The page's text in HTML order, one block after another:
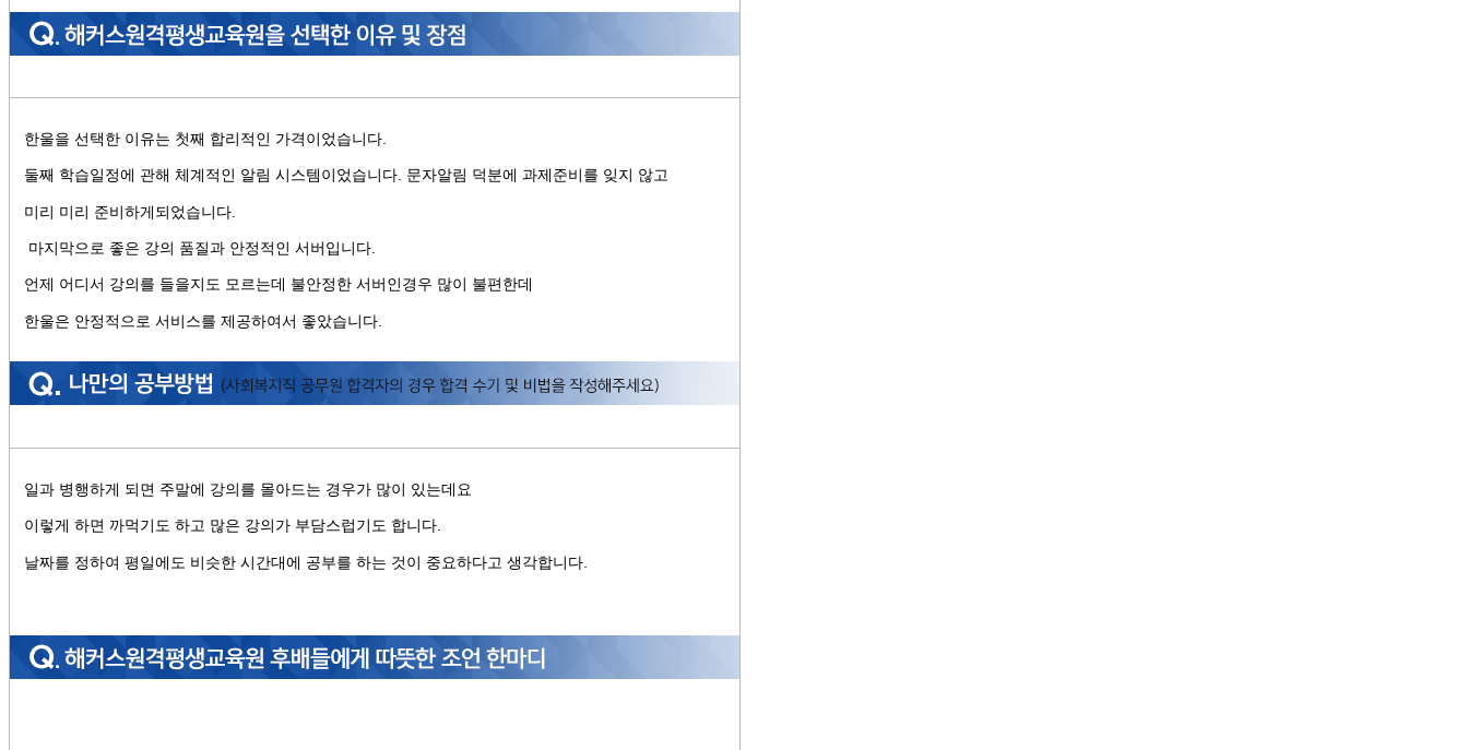
한울을 선택한 이유는 첫째 합리적인 가격이었습니다.
둘째 학습일정에 관해 체계적인 알림 시스템이었습니다. 문자알림 덕분에 과제준비를 잊지 않고
미리 미리 준비하게되었습니다.
마지막으로 좋은 강의 품질과 안정적인 서버입니다.
언제 어디서 강의를 들을지도 모르는데 불안정한 서버인경우 많이 불편한데
한울은 안정적으로 서비스를 제공하여서 좋았습니다.
일과 병행하게 되면 주말에 강의를 몰아드는 경우가 많이 있는데요
이렇게 하면 까먹기도 하고 많은 강의가 부담스럽기도 합니다.
날짜를 정하여 평일에도 비슷한 시간대에 공부를 하는 것이 중요하다고 생각합니다.